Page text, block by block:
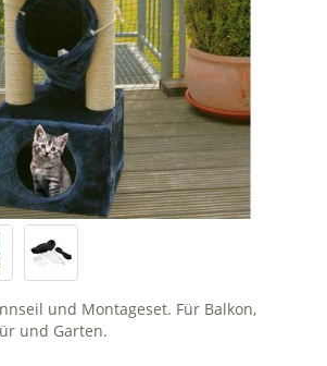
und Montageset. Für Balkon,
und Garten.